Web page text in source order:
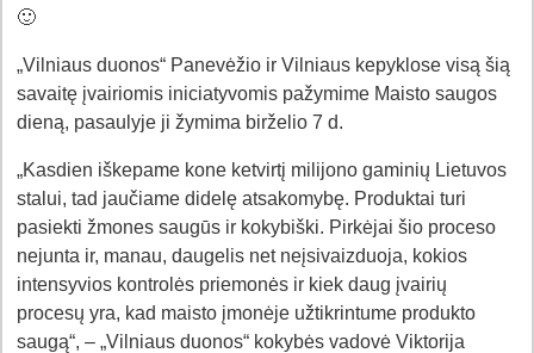
🙂
„Vilniaus duonos“ Panevėžio ir Vilniaus kepyklose visą šią
savaitę įvairiomis iniciatyvomis pažymime Maisto saugos
dieną, pasaulyje ji žymima birželio 7 d.
„Kasdien iškepame kone ketvirtį milijono gaminių Lietuvos
stalui, tad jaučiame didelę atsakomybę. Produktai turi
pasiekti žmones saugūs ir kokybiški. Pirkėjai šio proceso
nejunta ir, manau, daugelis net neįsivaizduoja, kokios
intensyvios kontrolės priemonės ir kiek daug įvairių
procesų yra, kad maisto įmonėje užtikrintume produkto
saugą“, – „Vilniaus duonos“ kokybės vadovė Viktorija